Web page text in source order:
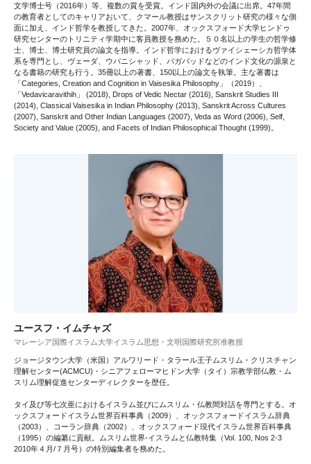
文学博士号（2016年）等、複数の賞を受賞。インド国内外の会議に出席。47年間
の教育者としてのキャリアおいて、クマール教授はサンスクリット研究の様々な側
面に加え、インド哲学を教授してきた。2007年、オックスフォード大学ヒンドゥ
研究センターのトリニティ学期中に客員教授を務めた。５０名以上の学生の哲学修
士、博士、博士研究員の論文を指導。インド哲学におけるヴァイシェーシカ哲学体
系を専門とし、ヴェーダ、ウパニシャッド、バガバッドなどのインド文化の源泉と
なる書籍の研究も行う。35冊以上の著書、150以上の論文を執筆。主な著書は
「Categories, Creation and Cognition in Vaisesika Philosophy」（2019）、
「Vedavicaravithih」 (2018), Drops of Vedic Nectar (2016), Sanskrit Studies III
(2014), Classical Vaisesika in Indian Philosophy (2013), Sanskrit Across Cultures
(2007), Sanskrit and Other Indian Languages (2007), Veda as Word (2006), Self,
Society and Value (2005), and Facets of Indian Philosophical Thought (1999)。
ユースフ・イムチャズ
マレーシア国際イスラム大学イスラム思想・文明国際研究所准教授
ジョージタウン大学（米国）アルワリード・タラール王子ムスリム・クリスチャン
理解センター(ACMCU)・シニアフェローマヒドン大学（タイ）宗教学部仏教・ム
スリム理解促進センターディレクターを歴任。
タイ及び等七次亜におけるイスラム並びにムスリム・仏教間対話を専門とする。オ
ックスフォードイスラム世界百科事典（2009）、オックスフォードイスラム辞典
（2003）、コーラン辞典（2002）、オックスフォード現代イスラム世界百科事典
（1995）の編纂に貢献。ムスリム世界-イスラムと仏教特集（Vol. 100, Nos 2-3
2010年４月/７月号）の特別編集者を務めた。